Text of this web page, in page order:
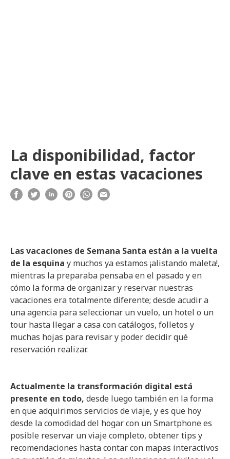
La disponibilidad, factor
clave en estas vacaciones
Las vacaciones de Semana Santa están a la vuelta
de la esquina y muchos ya estamos ¡alistando maleta!,
mientras la preparaba pensaba en el pasado y en
cómo la forma de organizar y reservar nuestras
vacaciones era totalmente diferente; desde acudir a
una agencia para seleccionar un vuelo, un hotel o un
tour hasta llegar a casa con catálogos, folletos y
muchas hojas para revisar y poder decidir qué
reservación realizar.
Actualmente la transformación digital está
presente en todo, desde luego también en la forma
en que adquirimos servicios de viaje, y es que hoy
desde la comodidad del hogar con un Smartphone es
posible reservar un viaje completo, obtener tips y
recomendaciones hasta contar con mapas interactivos